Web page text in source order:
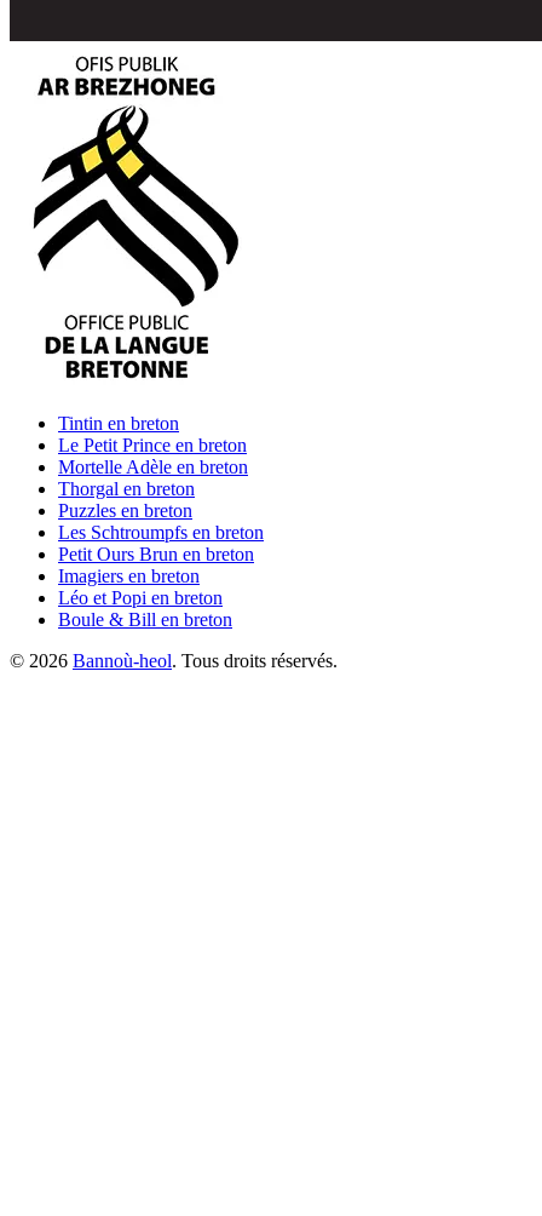
Tintin en breton
Le Petit Prince en breton
Mortelle Adèle en breton
Thorgal en breton
Puzzles en breton
Les Schtroumpfs en breton
Petit Ours Brun en breton
Imagiers en breton
Léo et Popi en breton
Boule & Bill en breton
© 2026 Bannoù-heol. Tous droits réservés.